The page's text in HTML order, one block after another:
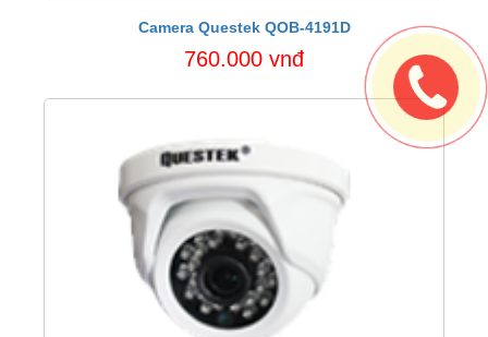
Camera Questek QOB-4191D
760.000 vnđ